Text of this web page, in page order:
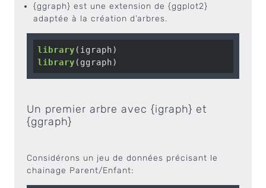
{ggraph} est une extension de {ggplot2}
adaptée à la création d’arbres.
library
library (ggraph)
Un premier arbre avec {igraph} et
{ggraph}
Considérons un jeu de données précisant le
chainage Parent/Enfant: